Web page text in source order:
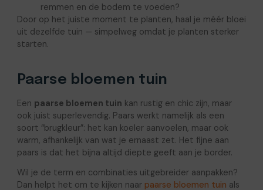
remmen en de bodem te voeden?
Door op het juiste moment te planten, haal je méér bloei
uit dezelfde tuin — simpelweg omdat je planten sterker
starten.
Paarse bloemen tuin
Een paarse bloemen tuin kan rustig en chic zijn, maar
ook juist superlevendig. Paars werkt namelijk als een
soort “brugkleur”: het kan koeler aanvoelen, maar ook
warm, afhankelijk van wat je ernaast zet. Het fijne aan
paars is dat het bijna altijd diepte geeft aan je border.
Wil je de term en combinaties uitgebreider aanpakken?
Dan helpt het om te kijken naar paarse bloemen tuin als